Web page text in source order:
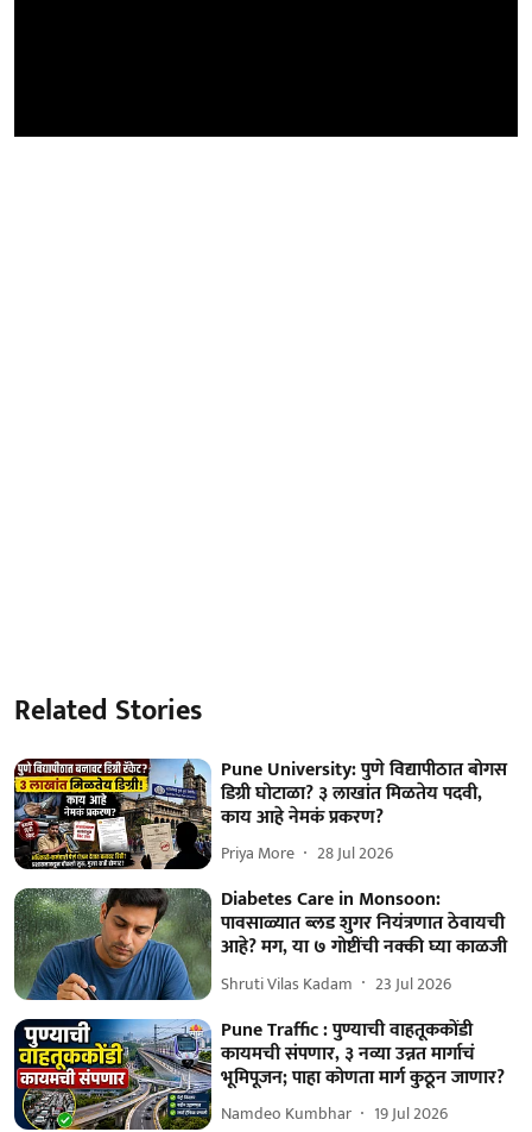
Related Stories
Pune University: पुणे विद्यापीठात बोगस
डिग्री घोटाळा? ३ लाखांत मिळतेय पदवी,
काय आहे नेमकं प्रकरण?
Priya More 28 Jul 2026
Diabetes Care in Monsoon:
पावसाळ्यात ब्लड शुगर नियंत्रणात ठेवायची
आहे? मग, या ७ गोष्टींची नक्की घ्या काळजी
Shruti Vilas Kadam 23 Jul 2026
Pune Traffic : पुण्याची वाहतूककोंडी
कायमची संपणार, ३ नव्या उन्नत मार्गाचं
भूमिपूजन; पाहा कोणता मार्ग कुठून जाणार?
Namdeo Kumbhar 19 Jul 2026